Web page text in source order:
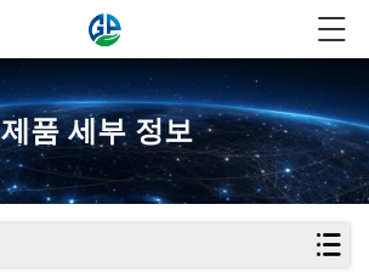
제품 세부 정보